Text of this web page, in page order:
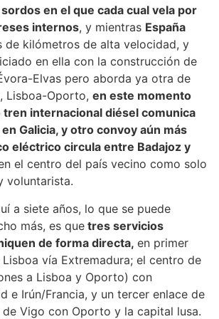
en el que cada cual vela por
internos, y mientras España
de kilómetros de alta velocidad, y
en ella con la construcción de
Elvas pero aborda ya otra de
Lisboa-Oporto, en este momento
internacional diésel comunica
Galicia, y otro convoy aún más
eléctrico circula entre Badajoz y
el centro del país vecino como solo
voluntarista.
a siete años, lo que se puede
más, es quetres servicios
de forma directa, en primer
vía Extremadura; el centro de
a Lisboa y Oporto) con
e Irún/Francia, y un tercer enlace de
Vigo con Oporto y la capital lusa.